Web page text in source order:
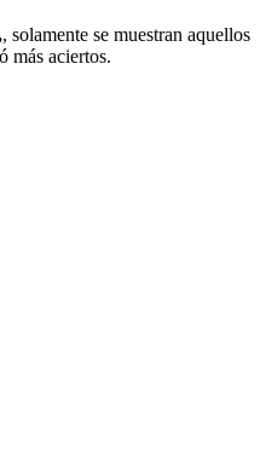
, solamente se muestran aquellos
ó más aciertos.